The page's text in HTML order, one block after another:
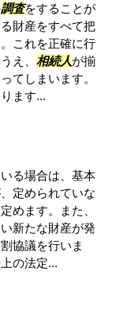
調査をすることが
財産をすべて把
これを正確に行
え、 相続人が揃
てしまいます。
ます...
る場合は、基本
定められていな
めます。また、
新たな財産が発
協議を行いま
の法定...